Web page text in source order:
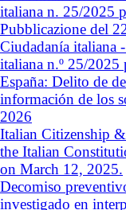
italiana n. 25/2025
Pubblicazione del
Ciudadanía italiana
italiana n.º 25/
España: Delito de
información de los
2026
Italian Citizenship
the Italian
on March 12, 2025.
Decomiso
investigado en